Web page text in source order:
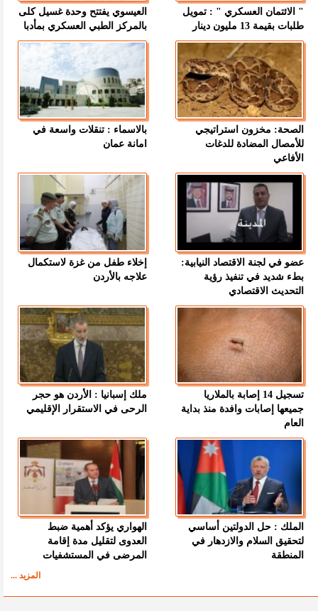
" الائتمان العسكري " : تمويل
طلبات بقيمة 13 مليون دينار
العيسوي يفتتح وحدة غسيل كلى
بالمركز الطبي العسكري بمأدبا
الصحة: مخزون استراتيجي
للأمصال المضادة للدغات
الأفاعي
بالاسماء : تنقلات واسعة في
امانة عمان
عضو في لجنة الاقتصاد النيابية:
بطء شديد في تنفيذ رؤية
التحديث الاقتصادي
إخلاء طفل من غزة لاستكمال
علاجه بالأردن
تسجيل 14 إصابة بالملاريا
جميعها إصابات وافدة منذ بداية
العام
ملك إسبانيا : الأردن هو حجر
الرحى في الاستقرار الإقليمي
الملك : حل الدولتين أساسي
لتحقيق السلام والازدهار في
المنطقة
الهواري يؤكد أهمية ضبط
العدوى لتقليل مدة إقامة
المرضى في المستشفيات
المزيد ...